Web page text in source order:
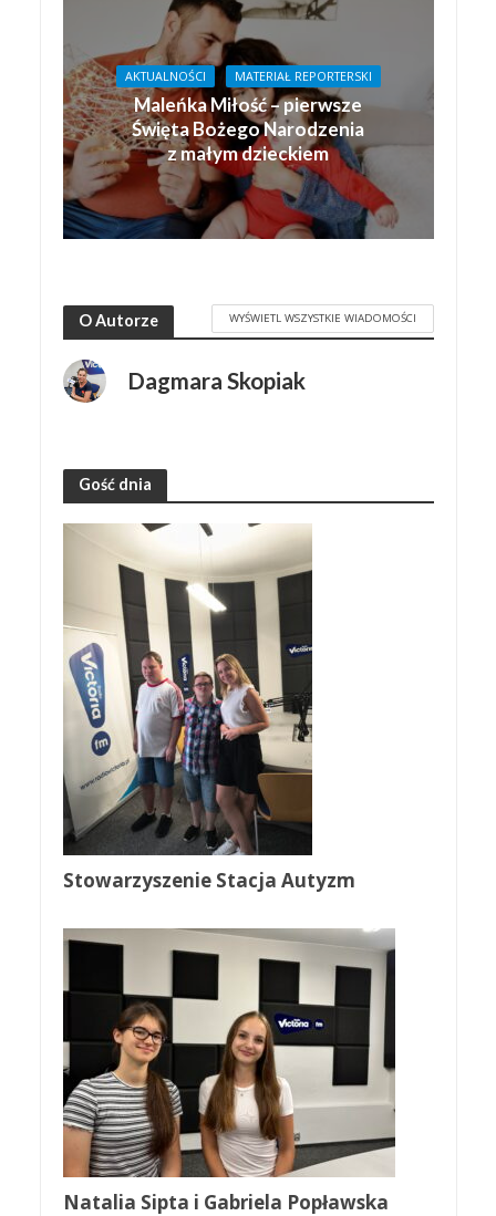
AKTUALNOŚCI MATERIAŁ REPORTERSKI
Maleńka Miłość – pierwsze
Święta Bożego Narodzenia
z małym dzieckiem
O Autorze WYŚWIETL WSZYSTKIE WIADOMOŚCI
Dagmara Skopiak
Gość dnia
Stowarzyszenie Stacja Autyzm
Natalia Sipta i Gabriela Popławska